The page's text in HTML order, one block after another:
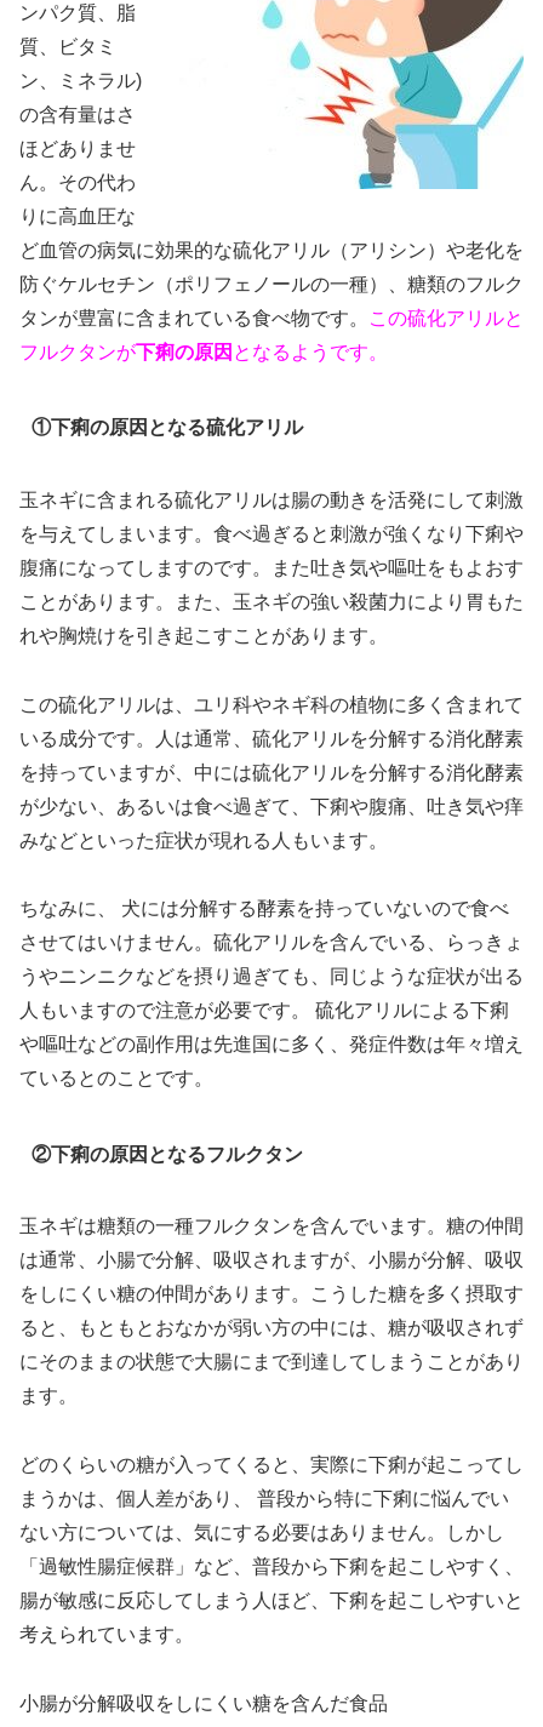
ンパク質、脂
質、ビタミ
ン、ミネラル)
の含有量はさ
ほどありませ
ん。その代わ
りに高血圧な
ど血管の病気に効果的な硫化アリル（アリシン）や老化を
防ぐケルセチン（ポリフェノールの一種）、糖類のフルク
タンが豊富に含まれている食べ物です。
この硫化アリルと
フルクタンが下痢の原因 となるようです。
①下痢の原因となる硫化アリル
玉ネギに含まれる硫化アリルは腸の動きを活発にして刺激
を与えてしまいます。食べ過ぎると刺激が強くなり下痢や
腹痛になってしますのです。また吐き気や嘔吐をもよおす
ことがあります。また、玉ネギの強い殺菌力により胃もた
れや胸焼けを引き起こすことがあります。
この硫化アリルは、ユリ科やネギ科の植物に多く含まれて
いる成分です。人は通常、硫化アリルを分解する消化酵素
を持っていますが、中には硫化アリルを分解する消化酵素
が少ない、あるいは食べ過ぎて、下痢や腹痛、吐き気や痒
みなどといった症状が現れる人もいます。
ちなみに、 犬には分解する酵素を持っていないので食べ
させてはいけません。硫化アリルを含んでいる、らっきょ
うやニンニクなどを摂り過ぎても、同じような症状が出る
人もいますので注意が必要です。 硫化アリルによる下痢
や嘔吐などの副作用は先進国に多く、発症件数は年々増え
ているとのことです。
②下痢の原因となるフルクタン
玉ネギは糖類の一種フルクタンを含んでいます。糖の仲間
は通常、小腸で分解、吸収されますが、小腸が分解、吸収
をしにくい糖の仲間があります。こうした糖を多く摂取す
ると、もともとおなかが弱い方の中には、糖が吸収されず
にそのままの状態で大腸にまで到達してしまうことがあり
ます。
どのくらいの糖が入ってくると、実際に下痢が起こってし
まうかは、個人差があり、 普段から特に下痢に悩んでい
ない方については、気にする必要はありません。しかし
「過敏性腸症候群」など、普段から下痢を起こしやすく、
腸が敏感に反応してしまう人ほど、下痢を起こしやすいと
考えられています。
小腸が分解吸収をしにくい糖を含んだ食品